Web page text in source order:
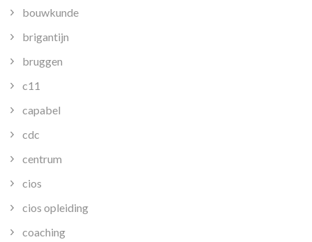
bouwkunde
brigantijn
bruggen
c11
capabel
cdc
centrum
cios
cios opleiding
coaching